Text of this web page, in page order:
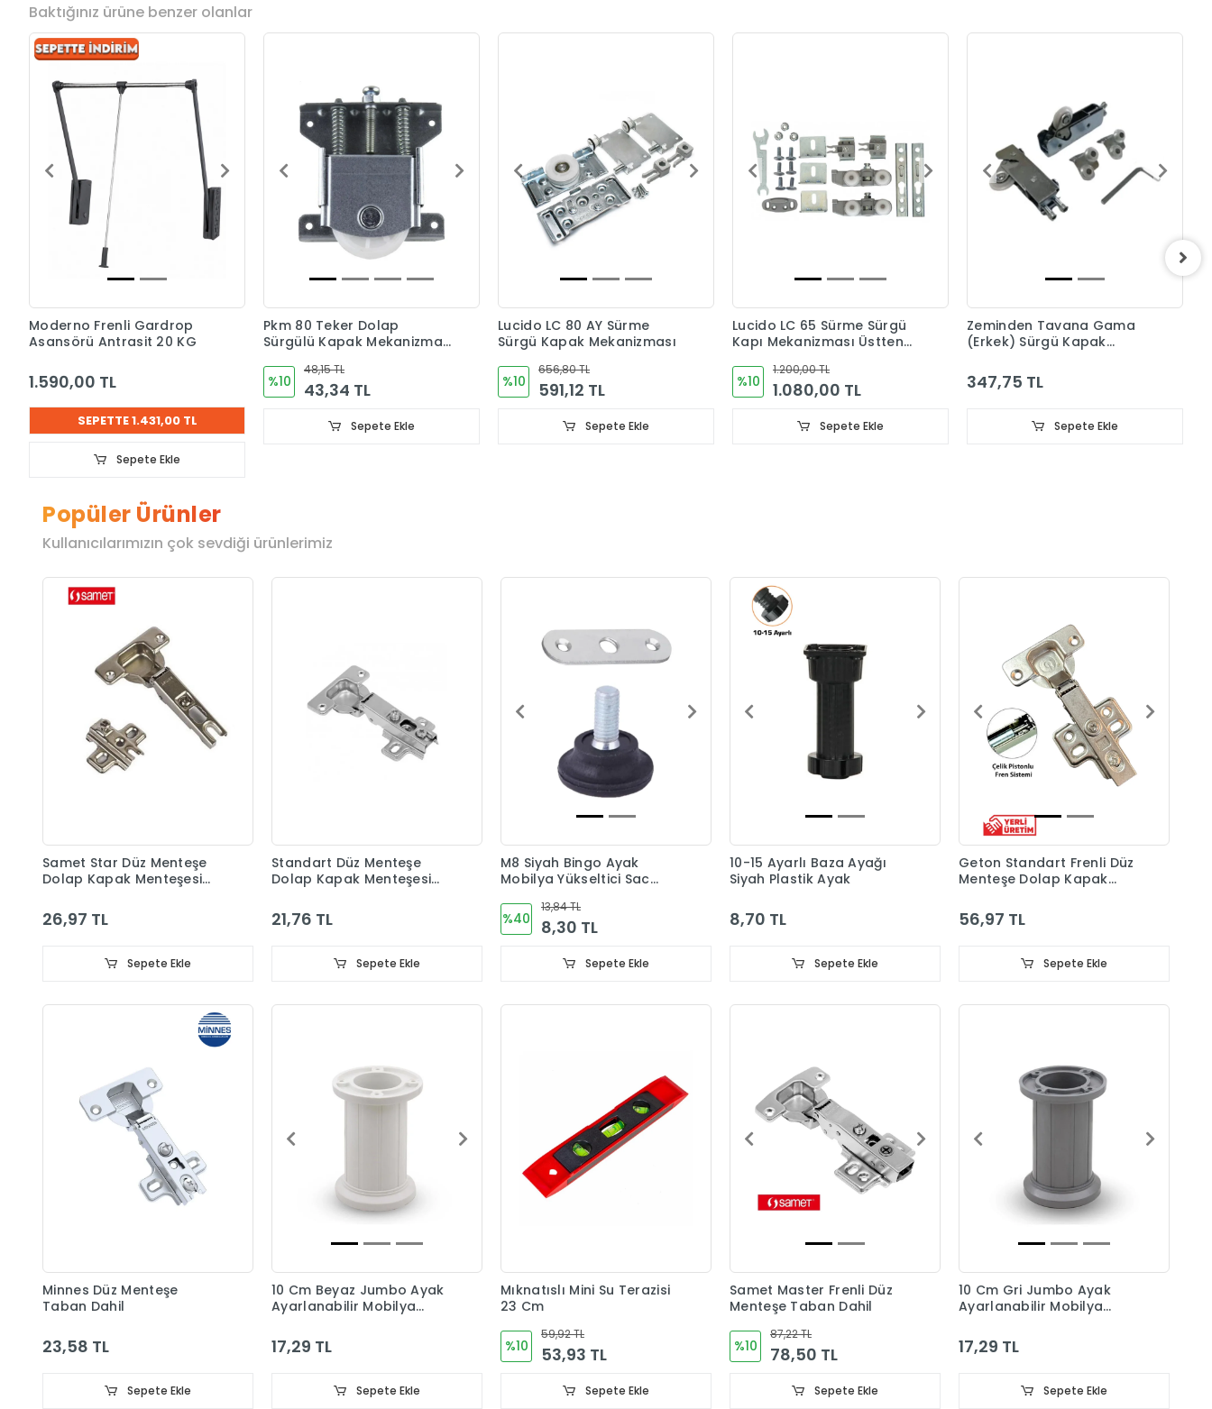
Baktığınız ürüne benzer olanlar
Moderno Frenli Gardrop
Asansörü Antrasit 20 KG
1.590,00 TL
SEPETTE 1.431,00 TL
Sepete Ekle
Pkm 80 Teker Dolap
Sürgülü Kapak Mekanizma
%10
48,15 TL
43,34 TL
Sepete Ekle
Lucido LC 80 AY Sürme
Sürgü Kapak Mekanizması
%10
656,80 TL
591,12 TL
Sepete Ekle
Lucido LC 65 Sürme Sürgü
Kapı Mekanizması Üstten
%10
1.200,00 TL
1.080,00 TL
Sepete Ekle
Zeminden Tavana Gama
(Erkek) Sürgü Kapak
Pano Mekanizma
347,75 TL
Sepete Ekle
Popüler Ürünler
Kullanıcılarımızın çok sevdiği ürünlerimiz
Samet Star Düz Menteşe
Dolap Kapak Menteşesi
26,97 TL
Sepete Ekle
Standart Düz Menteşe
Dolap Kapak Menteşesi
21,76 TL
Sepete Ekle
M8 Siyah Bingo Ayak
Mobilya Yükseltici Sac
%40
13,84 TL
8,30 TL
Sepete Ekle
10-15 Ayarlı Baza Ayağı
Siyah Plastik Ayak
8,70 TL
Sepete Ekle
Geton Standart Frenli Düz
Menteşe Dolap Kapak
56,97 TL
Sepete Ekle
Minnes Düz Menteşe
Taban Dahil
23,58 TL
Sepete Ekle
10 Cm Beyaz Jumbo Ayak
Ayarlanabilir Mobilya
17,29 TL
Sepete Ekle
Mıknatıslı Mini Su Terazisi
23 Cm
%10
59,92 TL
53,93 TL
Sepete Ekle
Samet Master Frenli Düz
Menteşe Taban Dahil
%10
87,22 TL
78,50 TL
Sepete Ekle
10 Cm Gri Jumbo Ayak
Ayarlanabilir Mobilya
17,29 TL
Sepete Ekle